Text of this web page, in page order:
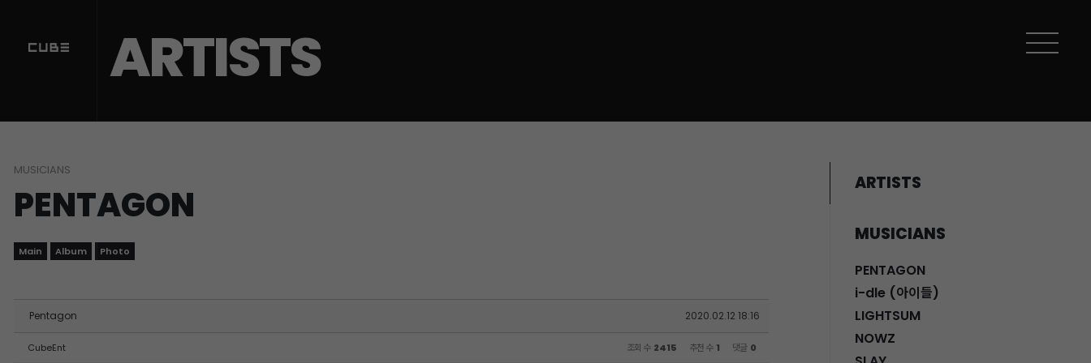
ARTISTS
MUSICIANS
PENTAGON
Main Album Photo
2020.02.12 18:16
Pentagon
CubeEnt 조회 수 2415 추천 수 1 댓글 0
ARTISTS
MUSICIANS
PENTAGON
i-dle (아이들)
LIGHTSUM
NOWZ